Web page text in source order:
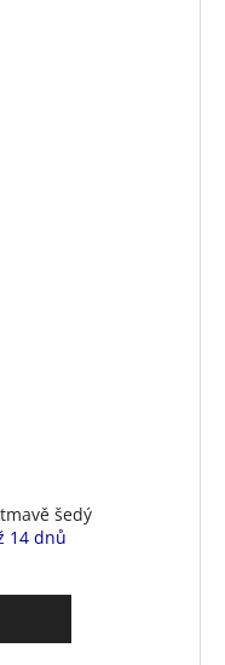
šedý
14 dnů